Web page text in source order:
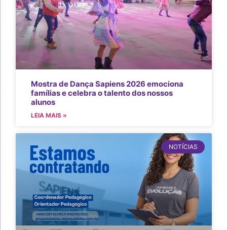
Mostra de Dança Sapiens 2026 emociona
famílias e celebra o talento dos nossos
alunos
LEIA MAIS »
NOTÍCIAS